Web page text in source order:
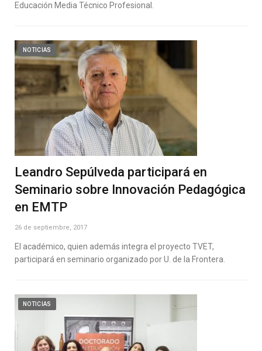
Educación Media Técnico Profesional.
NOTICIAS
Leandro Sepúlveda participará en
Seminario sobre Innovación Pedagógica
en EMTP
26 de septiembre, 2017
El académico, quien además integra el proyecto TVET,
participará en seminario organizado por U. de la Frontera.
NOTICIAS